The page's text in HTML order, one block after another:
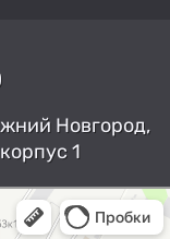
Новгород,
1
Федосеенко, 63Дк1 —